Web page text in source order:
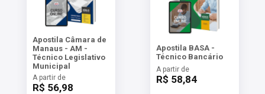
Apostila Câmara de
Manaus - AM -
Técnico Legislativo
Municipal
A partir de
R$ 56,98
Apostila BASA -
Técnico Bancário
A partir de
R$ 58,84